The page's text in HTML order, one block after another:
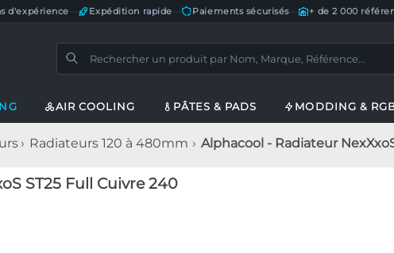
d'expérience Expédition rapide Paiements sécurisés— + de 2 000
AIR COOLING PÂTES & PADS MODDING &
Radiateurs 120 à 480mm Alphacool - Radiateur
ST25 Full Cuivre 240